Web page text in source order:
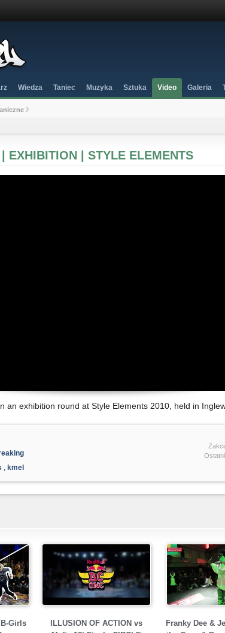
Wiedza Taniec Muzyka Sztuka Video Galeria
EXHIBITION | STYLE ELEMENTS
an exhibition round at Style Elements 2010, held in
, kmel
Girls
ILLUSION OF ACTION vs
Franky Dee &